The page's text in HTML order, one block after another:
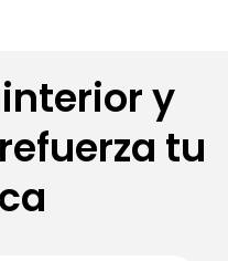
y
tu